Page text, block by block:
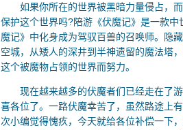
如果你所在的世界被黑暗力量侵占，而
保护这个世界吗?陪游《伏魔记》是一款
魔记》中化身成为驾驭百兽的召唤师。隐
空城，从矮人的深井到半神遗留的魔法塔
这个被魔物占领的世界而努力。
现在越来越多的伏魔者们已经走在了游
喜各位了。一路伏魔幸苦了，虽然路途上
次小编觉得愧疚，今天就给各位补偿一下